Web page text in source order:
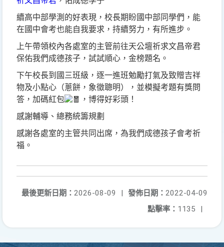
續高中部學測的好表現，校長期盼國中部同學們，能
在國中會考也能自我要求，持續努力，有所進步。
上午帶領校內各處室的主管前往天公壇祈求文昌帝君
保佑我們成德孩子，試試順心，金榜題名。
下午校長到國三班級，逐一進班勉勵打氣及致贈吉祥
物及小點心（蔥餅，象徵聰明），並模擬考題有獎問
答，加碼紅包
，博得好彩頭！
感謝輔導、總務統籌規劃
感謝各處室的主管共同出席，為我們成德孩子會考祈
福。
發佈日期： 2022-04-09
最後更新日期： 2026-08-09
|
點擊率： 1135 |